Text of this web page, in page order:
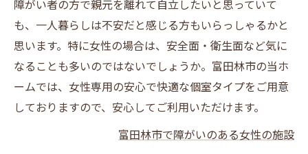
障がい者の方で親元を離れて自立したいと思っていて
も、一人暮らしは不安だと感じる方もいらっしゃるかと
思います。特に女性の場合は、安全面・衛生面など気に
なることも多いのではないでしょうか。富田林市の当ホ
ームでは、女性専用の安心で快適な個室タイプをご用意
しておりますので、安心してご利用いただけます。
富田林市で障がいのある女性の施設